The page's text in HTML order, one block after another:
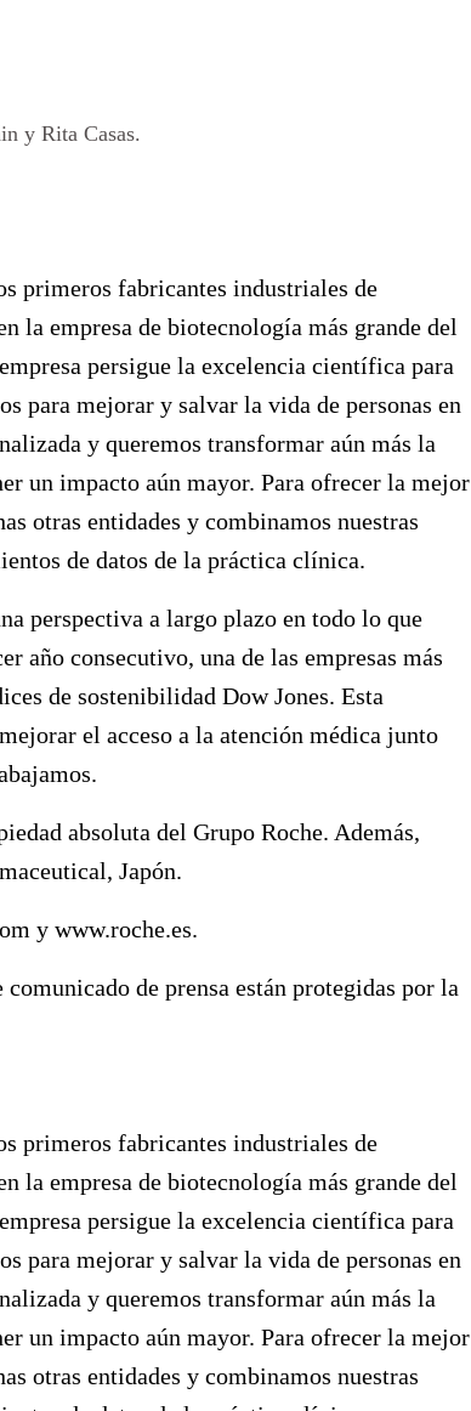
y Rita Casas.
primeros fabricantes industriales de
la empresa de biotecnología más grande del
persigue la excelencia científica para
para mejorar y salvar la vida de personas en
y queremos transformar aún más la
un impacto aún mayor. Para ofrecer la mejor
otras entidades y combinamos nuestras
de datos de la práctica clínica.
perspectiva a largo plazo en todo lo que
año consecutivo, una de las empresas más
de sostenibilidad Dow Jones. Esta
el acceso a la atención médica junto
absoluta del Grupo Roche. Además,
Japón.
y www.roche.es.
de prensa están protegidas por la
primeros fabricantes industriales de
la empresa de biotecnología más grande del
persigue la excelencia científica para
para mejorar y salvar la vida de personas en
y queremos transformar aún más la
un impacto aún mayor. Para ofrecer la mejor
otras entidades y combinamos nuestras